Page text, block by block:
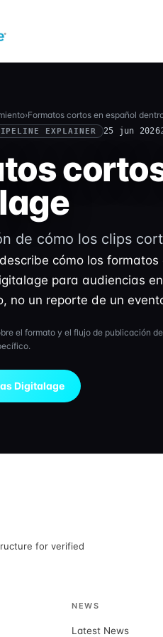
›Formatos cortos en español
EXPLAINER 25 jun 2026
de cómo los clips
cómo los
para audiencias
no un reporte de un
el formato y el flujo de publicación
Digitalage
for verified
NEWS
Latest News